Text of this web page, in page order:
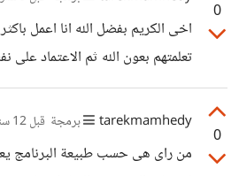
0
اخى الكريم بفضل الله انا اعمل
تعلمتهم بعون الله ثم الاعتماد
اولا بفهم اساسيات البرمجة بشكل
والحالات الشرطية ...) ثم بعد ذلك
مثلا لو عاوز تعمل تطبيق للايفون
0
tarekmamhedy برمجة قبل 12 سنةً
من راى هى حسب طبيعة البرنامج